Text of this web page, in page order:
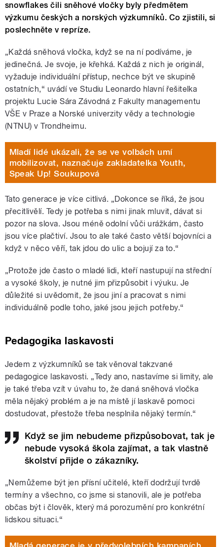
snowflakes čili sněhové vločky byly předmětem
výzkumu českých a norských výzkumníků. Co zjistili, si
poslechněte v repríze.
„Každá sněhová vločka, když se na ní podíváme, je
jedinečná. Je svoje, je křehká. Každá z nich je originál,
vyžaduje individuální přístup, nechce být ve skupině
ostatních,“ uvádí ve Studiu Leonardo hlavní řešitelka
projektu Lucie Sára Závodná z Fakulty managementu
VŠE v Praze a Norské univerzity vědy a technologie
(NTNU) v Trondheimu.
Mladí lidé ukázali, že se ve volbách umí
mobilizovat, naznačuje zakladatelka Youth,
Speak Up! Soukupová
Tato generace je více citlivá. „Dokonce se říká, že jsou
přecitlivělí. Tedy je potřeba s nimi jinak mluvit, dávat si
pozor na slova. Jsou méně odolní vůči urážkám, často
jsou více plačtiví. Jsou to ale také často větší bojovníci a
když v něco věří, tak jdou do ulic a bojují za to.“
„Protože jde často o mladé lidi, kteří nastupují na střední
a vysoké školy, je nutné jim přizpůsobit i výuku. Je
důležité si uvědomit, že jsou jiní a pracovat s nimi
individuálně podle toho, jaké jsou jejich potřeby.“
Pedagogika laskavosti
Jedem z výzkumníků se tak věnoval takzvané
pedagogice laskavosti. „Tedy ano, nastavíme si limity, ale
je také třeba vzít v úvahu to, že daná sněhová vločka
měla nějaký problém a je na místě jí laskavě pomoci
dostudovat, přestože třeba nesplnila nějaký termín.“
Když se jim nebudeme přizpůsobovat, tak je
nebude vysoká škola zajímat, a tak vlastně
školství přijde o zákazníky.
„Nemůžeme být jen přísní učitelé, kteří dodržují tvrdě
termíny a všechno, co jsme si stanovili, ale je potřeba
občas být i člověk, který má porozumění pro konkrétní
lidskou situaci.“